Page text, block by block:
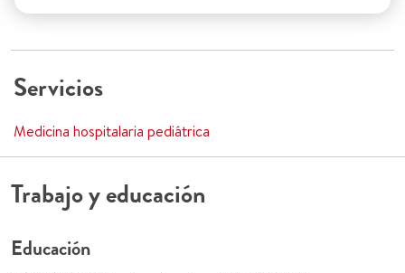
Servicios
Medicina hospitalaria pediátrica
Trabajo y educación
Educación